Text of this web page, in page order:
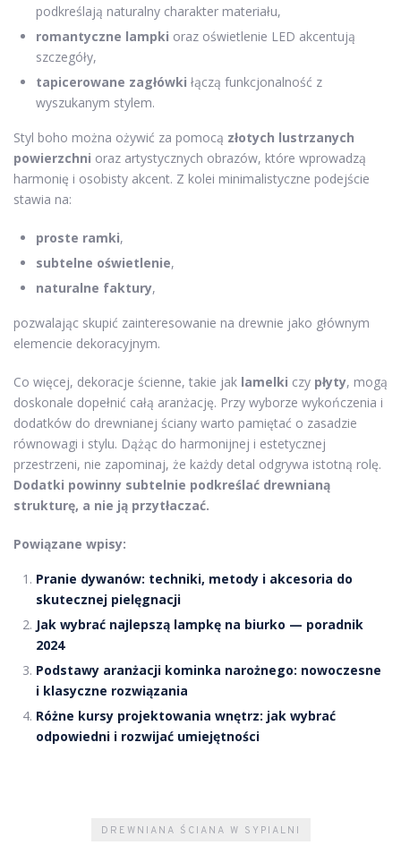
podkreślają naturalny charakter materiału,
romantyczne lampki oraz oświetlenie LED akcentują
szczegóły,
tapicerowane zagłówki łączą funkcjonalność z
wyszukanym stylem.
Styl boho można ożywić za pomocą złotych lustrzanych
powierzchni oraz artystycznych obrazów, które wprowadzą
harmonię i osobisty akcent. Z kolei minimalistyczne podejście
stawia na:
proste ramki,
subtelne oświetlenie,
naturalne faktury,
pozwalając skupić zainteresowanie na drewnie jako głównym
elemencie dekoracyjnym.
Co więcej, dekoracje ścienne, takie jak lamelki czy płyty, mogą
doskonale dopełnić całą aranżację. Przy wyborze wykończenia i
dodatków do drewnianej ściany warto pamiętać o zasadzie
równowagi i stylu. Dążąc do harmonijnej i estetycznej
przestrzeni, nie zapominaj, że każdy detal odgrywa istotną rolę.
Dodatki powinny subtelnie podkreślać drewnianą
strukturę, a nie ją przytłaczać.
Powiązane wpisy:
Pranie dywanów: techniki, metody i akcesoria do
skutecznej pielęgnacji
Jak wybrać najlepszą lampkę na biurko — poradnik
2024
Podstawy aranżacji kominka narożnego: nowoczesne
i klasyczne rozwiązania
Różne kursy projektowania wnętrz: jak wybrać
odpowiedni i rozwijać umiejętności
DREWNIANA ŚCIANA W SYPIALNI